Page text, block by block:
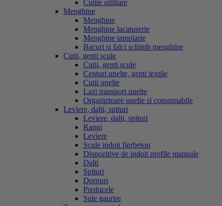
Cutite utilitare
Menghine
Menghine
Menghine lacatuserie
Menghine tamplarie
Bacuri si falci schimb menghine
Cutii, genti scule
Cutii, genti scule
Centuri unelte, genti textile
Cutii unelte
Lazi transport unelte
Organiztoare unelte si consumabile
Leviere, dalti, spituri
Leviere, dalti, spituri
Rangi
Leviere
Scule indoit fierbeton
Dispozitive de indoit profile manuale
Dalti
Spituri
Dornuri
Preducele
Sule gaurire